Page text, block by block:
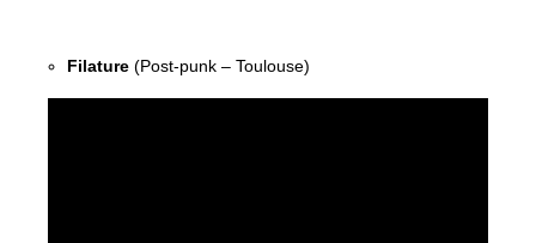
Filature (Post-punk – Toulouse)